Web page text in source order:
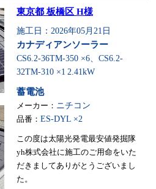
東京都 板橋区 H様
施工日：2026年05月21日
カナディアンソーラー
CS6.2-36TM-350 ×6、CS6.2-
32TM-310 ×1 2.41kW
蓄電池
メーカー： ニチコン
品番： ES-DYL ×2
この度は太陽光発電最安値発掘隊
yh株式会社に施工のご用命をいた
だきましてありがとうございまし
た。